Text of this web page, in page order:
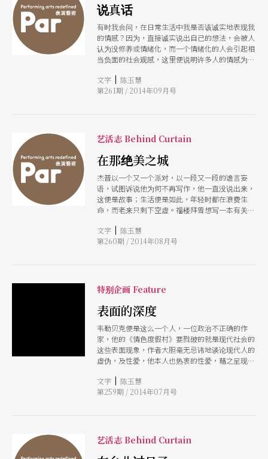
说真话
有时我会问，在日常生活中我是否该诚实地表现我
的情感？因为，直接诚实说出自己的想法，会被人
认为没修养或情绪化，而一个情绪化的人会引起相
当负面的社会观感，这里便说明许多人的情感为什
表达的疏离或回避，人们从来不应该表达自己真实
的情感，乃至于隐暪不说可能都是好的。
文字 | 陈玉慧
第261期 / 2014年09月号
艺活志 Behind Curtain
在那绝美之城
杰普以一个又一个派对，以一段又一段的谵言妄
语，试图诉说他为何不再写作，他一直没说出来，
这便是故事；生活便是如此，年轻时都在浪费生
命，而老来只剩下空虚。福楼拜曾想写一本有关虚
其实便是寻找死亡。
文字 | 陈玉慧
第260期 / 2014年08月号
特别企画 Feature
表面的深度
韦勒贝克便是这么一个人，一位政治不正确的作
家，他的《情色度假村》要戮破的就是现代社会的
这些表面现象，作者大胆毫无忌讳地谈论现代人的
虚伪，及性爱，他本人也热衷的性爱，藉之呈现现
文字 | 陈玉慧
第259期 / 2014年07月号
艺活志 Behind Curtain